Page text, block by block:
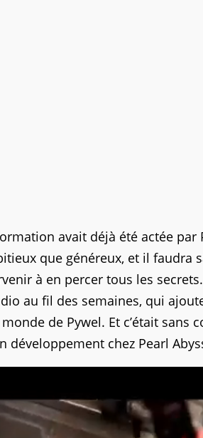
avait déjà été actée par
que généreux, et il faudra
à en percer tous les
au fil des semaines, qui
de Pywel. Et c’était sans
développement chez Pearl